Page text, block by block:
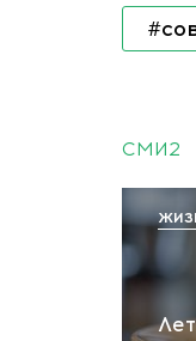
СМИ2